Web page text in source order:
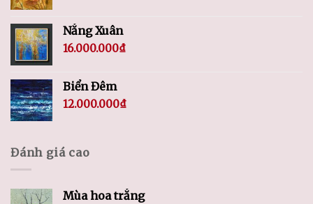
Nắng Xuân
16.000.000₫
Biển Đêm
12.000.000₫
Đánh giá cao
Mùa hoa trắng